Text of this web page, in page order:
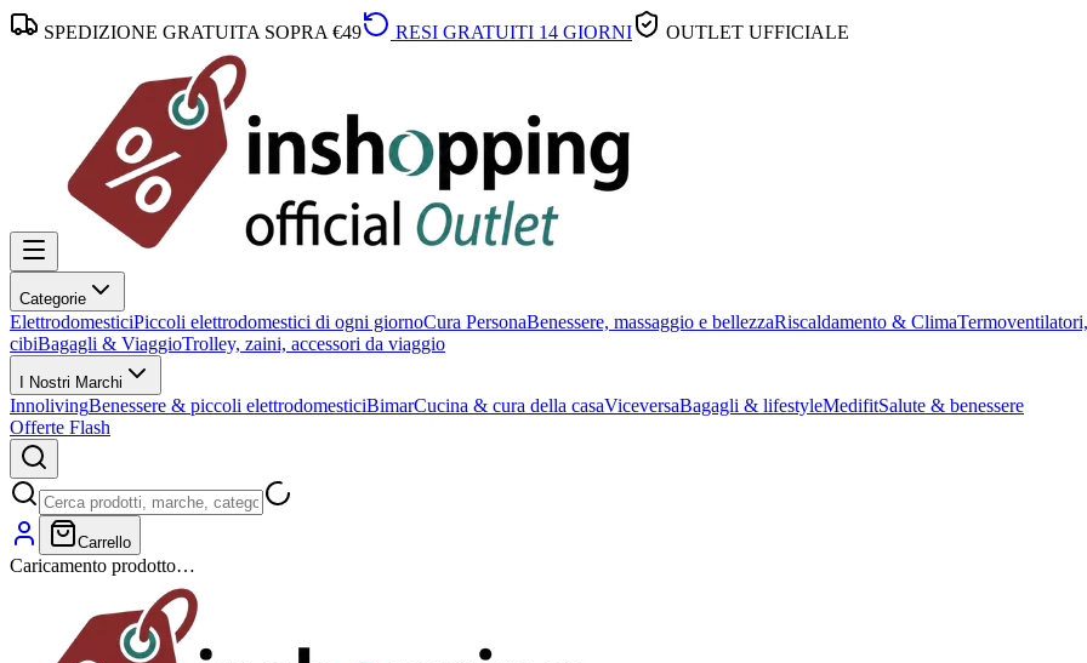
SPEDIZIONE GRATUITA SOPRA €49 RESI GRATUITI 14 GIORNI OUTLET UFFICIALE
Categorie
ElettrodomesticiPiccoli elettrodomestici di ogni giornoCura PersonaBenessere, massaggio e bellezzaRiscaldamento & Clima
cibiBagagli & ViaggioTrolley, zaini, accessori da viaggio
I Nostri Marchi
InnolivingBenessere & piccoli elettrodomesticiBimarCucina & cura della casaViceversaBagagli & lifestyleMedifitSalute & benessere
Offerte Flash
Carrello
Caricamento prodotto…